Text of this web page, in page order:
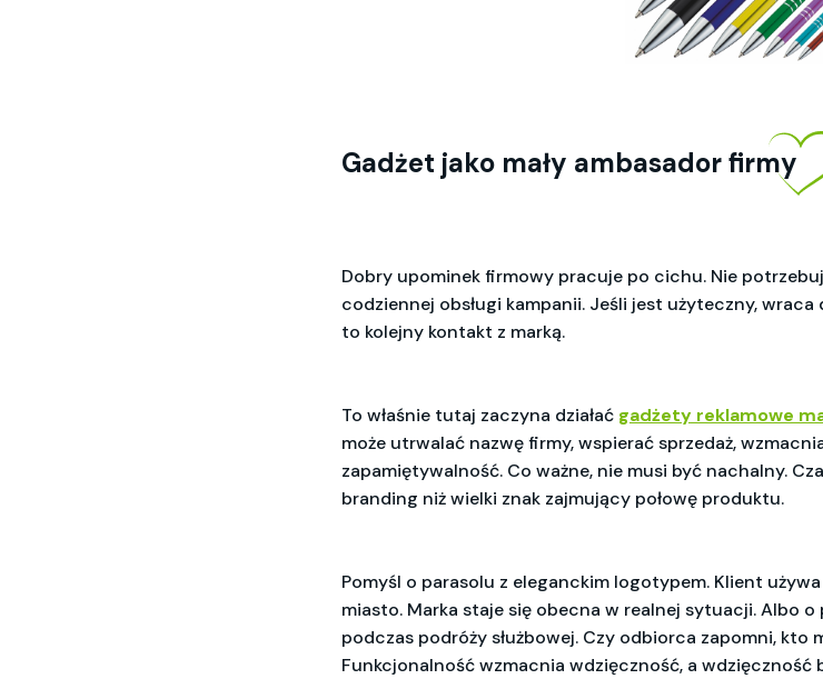
Gadżet jako mały ambasador firmy
Dobry upominek firmowy pracuje po cichu. Nie
codziennej obsługi kampanii. Jeśli jest użyteczny, wraca
to kolejny kontakt z marką.
To właśnie tutaj zaczyna działać gadżety reklamowe
może utrwalać nazwę firmy, wspierać sprzedaż,
zapamiętywalność. Co ważne, nie musi być nachalny.
branding niż wielki znak zajmujący połowę produktu.
Pomyśl o parasolu z eleganckim logotypem. Klient
miasto. Marka staje się obecna w realnej sytuacji. Albo
podczas podróży służbowej. Czy odbiorca zapomni, kto
Funkcjonalność wzmacnia wdzięczność, a wdzięczność